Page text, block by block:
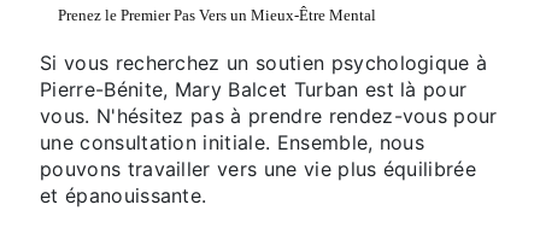
Prenez le Premier Pas Vers un Mieux-Être Mental
Si vous recherchez un soutien psychologique à
Pierre-Bénite, Mary Balcet Turban est là pour
vous. N'hésitez pas à prendre rendez-vous pour
une consultation initiale. Ensemble, nous
pouvons travailler vers une vie plus équilibrée
et épanouissante.